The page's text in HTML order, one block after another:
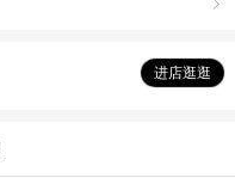

进店逛逛